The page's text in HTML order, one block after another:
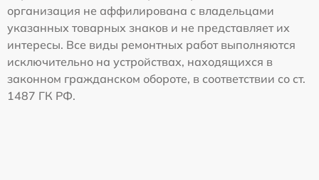
организация не аффилирована с владельцами
указанных товарных знаков и не представляет их
интересы. Все виды ремонтных работ выполняются
исключительно на устройствах, находящихся в
законном гражданском обороте, в соответствии со ст.
1487 ГК РФ.